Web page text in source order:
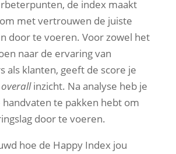
de index maakt
met vertrouwen de juiste
door te voeren. Voor zowel het
naar de ervaring van
als klanten, geeft de score je
overallinzicht. Na analyse heb je
handvaten te pakken hebt om
door te voeren.
hoe de Happy Index jou